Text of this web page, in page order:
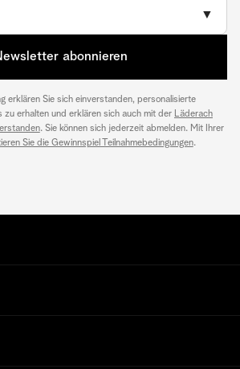
▼
abonnieren
erklären Sie sich einverstanden, personalisierte
zu erhalten und erklären sich auch mit der Läderach
. Sie können sich jederzeit abmelden. Mit Ihrer
Sie die Gewinnspiel Teilnahmebedingungen.